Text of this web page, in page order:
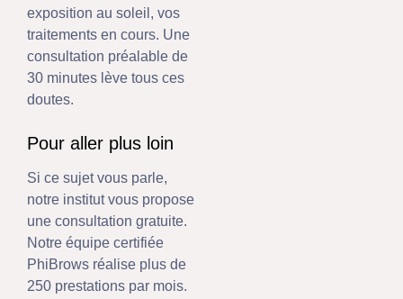
exposition au soleil, vos
traitements en cours. Une
consultation préalable de
30 minutes lève tous ces
doutes.
Pour aller plus loin
Si ce sujet vous parle,
notre institut vous propose
une consultation gratuite.
Notre équipe certifiée
PhiBrows réalise plus de
250 prestations par mois.